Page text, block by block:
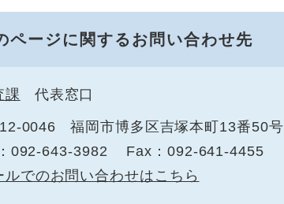
ページに関するお問い合わせ先
課 代表窓口
0046
福岡市博多区吉塚本町13番50号
092-643-3982
Fax：092-641-4455
ルでのお問い合わせはこちら